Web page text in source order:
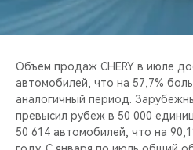
Объем продаж CHERY в июле
автомобилей, что на 57,7%
аналогичный период.
превысил рубеж в 50 000
50 614 автомобилей, что на